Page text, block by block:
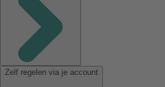
Zelf regelen via je account